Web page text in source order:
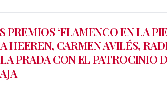
PREMIOS ‘FLAMENCO EN LA
HEEREN, CARMEN AVILÉS,
PRADA CON EL PATROCINIO